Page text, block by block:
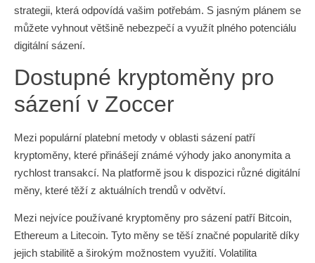
strategii, která odpovídá vašim potřebám. S jasným plánem se
můžete vyhnout většině nebezpečí a využít plného potenciálu
digitální sázení.
Dostupné kryptoměny pro
sázení v Zoccer
Mezi populární platební metody v oblasti sázení patří
kryptoměny, které přinášejí známé výhody jako anonymita a
rychlost transakcí. Na platformě jsou k dispozici různé digitální
měny, které těží z aktuálních trendů v odvětví.
Mezi nejvíce používané kryptoměny pro sázení patří Bitcoin,
Ethereum a Litecoin. Tyto měny se těší značné popularitě díky
jejich stabilitě a širokým možnostem využití. Volatilita